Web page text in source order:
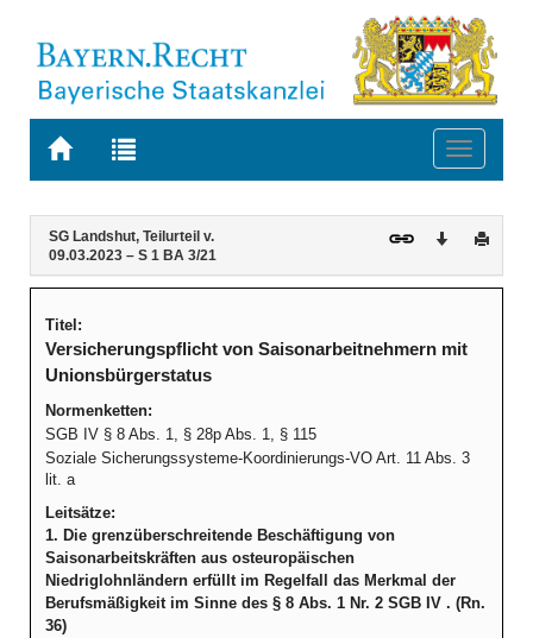
Zur
BAYERN.RECHT
Zur
letzten
Suche
Toggle
Navigation
Inhalt
SG Landshut, Teilurteil v.
09.03.2023 – S 1 BA 3/21
Download
Titel:
Versicherungspflicht von Saisonarbeitnehmern mit
Unionsbürgerstatus
Normenketten:
SGB IV § 8 Abs. 1, § 28p Abs. 1, § 115
Soziale Sicherungssysteme-Koordinierungs-VO Art. 11 Abs. 3
lit. a
Leitsätze:
1. Die grenzüberschreitende Beschäftigung von
Saisonarbeitskräften aus osteuropäischen
Niedriglohnländern erfüllt im Regelfall das Merkmal der
Berufsmäßigkeit im Sinne des § 8 Abs. 1 Nr. 2 SGB IV . (Rn.
36)